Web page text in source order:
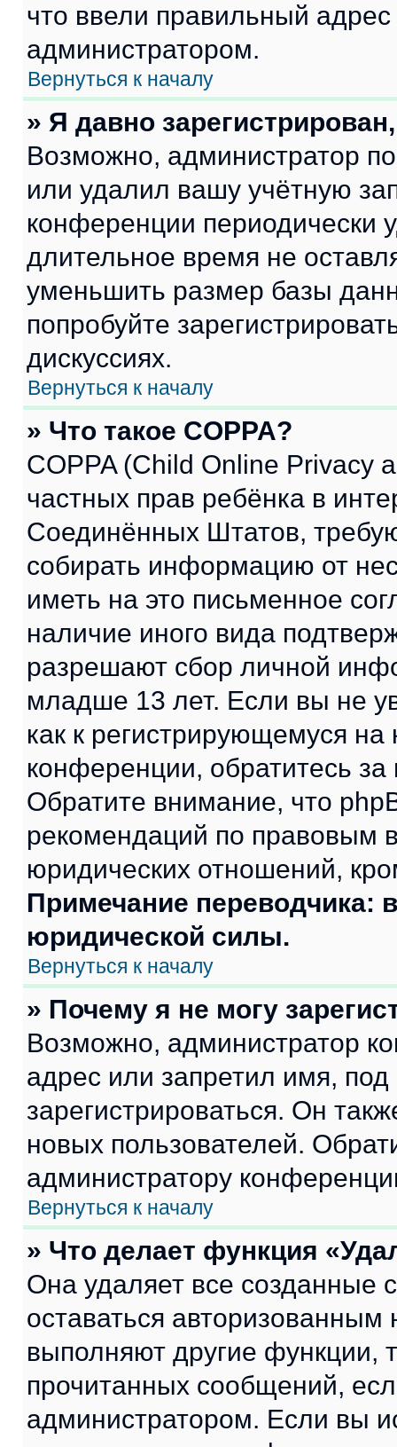
что ввели правильный адрес
администратором.
Вернуться к началу
» Я давно
Возможно, администратор
или удалил вашу учётную
конференции периодически
длительное время не
уменьшить размер базы
попробуйте
дискуссиях.
Вернуться к началу
» Что такое COPPA?
COPPA (Child Online Privacy
частных прав ребёнка в
Соединённых Штатов,
собирать информацию от
иметь на это письменное
наличие иного вида
разрешают сбор личной
младше 13 лет. Если вы не
как к регистрирующемуся
конференции, обратитесь
Обратите внимание, что
рекомендаций по правовым
юридических отношений,
Примечание переводчика:
юридической силы.
Вернуться к началу
» Почему я не могу
Возможно, администратор
адрес или запретил имя,
зарегистрироваться. Он
новых пользователей.
администратору
Вернуться к началу
» Что делает функция
Она удаляет все созданные
оставаться
выполняют другие функции,
прочитанных сообщений,
администратором. Если вы